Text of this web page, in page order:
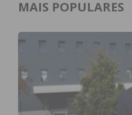
MAIS POPULARES